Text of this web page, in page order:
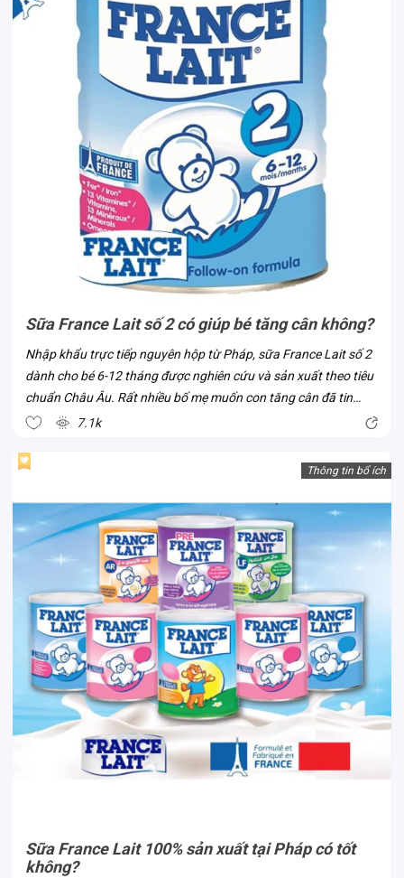
Sữa France Lait số 2 có giúp bé tăng cân không?
Nhập khẩu trực tiếp nguyên hộp từ Pháp, sữa France Lait số 2
dành cho bé 6-12 tháng được nghiên cứu và sản xuất theo tiêu
chuẩn Châu Âu. Rất nhiều bố mẹ muốn con tăng cân đã tin
chọn dòng sữa này ngay khi sản phẩm có mặt tại Việt Nam. Vì
7.1k
Thông tin bổ ích
Sữa France Lait 100% sản xuất tại Pháp có tốt
không?